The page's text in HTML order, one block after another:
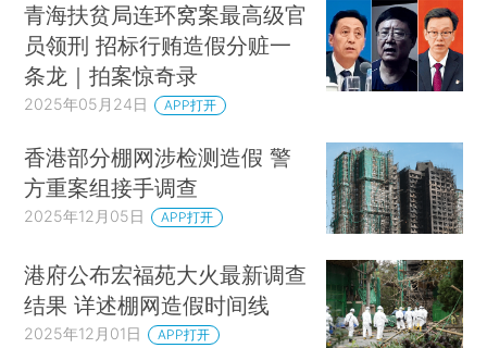
青海扶贫局连环窝案最高级官
员领刑 招标行贿造假分赃一
条龙｜拍案惊奇录
2025年05月24日 APP打开
香港部分棚网涉检测造假 警
方重案组接手调查
2025年12月05日 APP打开
港府公布宏福苑大火最新调查
结果 详述棚网造假时间线
2025年12月01日 APP打开